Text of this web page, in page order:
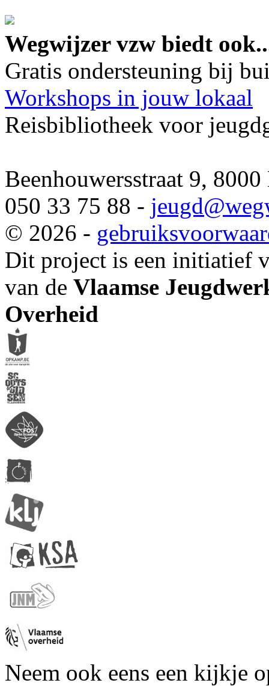
Wegwijzer vzw biedt
Gratis ondersteuning bij
Workshops in jouw lokaal
Reisbibliotheek voor
Beenhouwersstraat 9,
050 33 75 88 - jeugd
© 2026 -
Dit project is een initiatief
van de Vlaamse
Overheid
Neem ook eens een kijkje